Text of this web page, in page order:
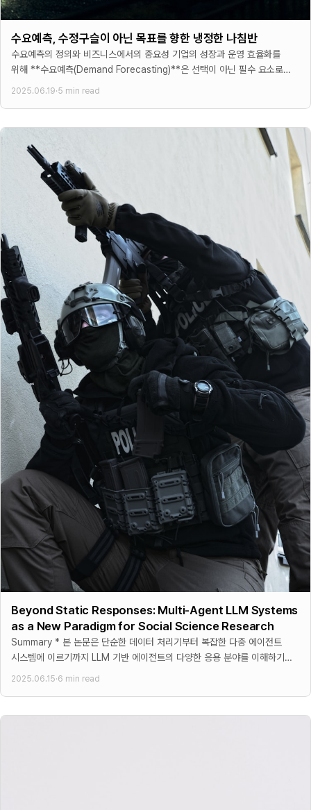
수요예측, 수정구슬이 아닌 목표를 향한 냉정한 나침반
수요예측의 정의와 비즈니스에서의 중요성 기업의 성장과 운영 효율화를
위해 **수요예측(Demand Forecasting)**은 선택이 아닌 필수 요소로
자리 잡았다. 많은 경영진들이 수요예측을 미래 판매량을
2025.06.19·5 min read
Beyond Static Responses: Multi-Agent LLM Systems
as a New Paradigm for Social Science Research
Summary * 본 논문은 단순한 데이터 처리기부터 복잡한 다중 에이전트
시스템에 이르기까지 LLM 기반 에이전트의 다양한 응용 분야를 이해하기
2025.06.15·6 min read